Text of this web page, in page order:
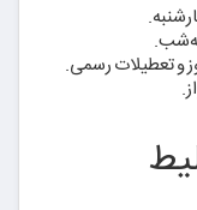
و تعطیلات رسمی.